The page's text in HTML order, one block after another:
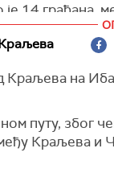
није пала
излила
оштећења која
путној
из ЈП Зеленило.
14 грађана,
у
синоћ са
данас радити
збрињавање
Краљева на
путу, због
Краљева и